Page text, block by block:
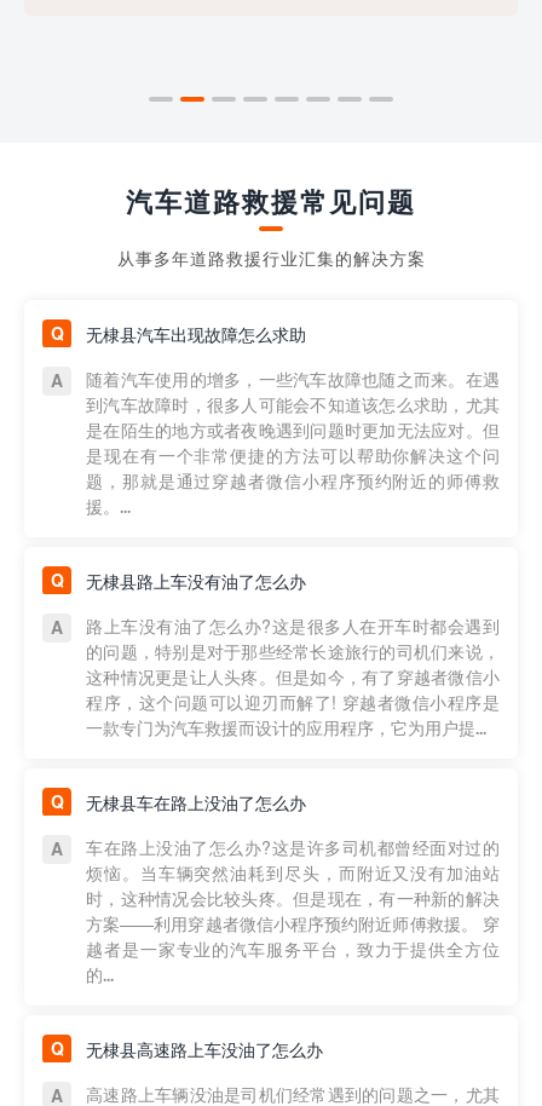
汽车道路救援常见问题
从事多年道路救援行业汇集的解决方案
无棣县汽车出现故障怎么求助
随着汽车使用的增多，一些汽车故障也随之而来。在遇
到汽车故障时，很多人可能会不知道该怎么求助，尤其
是在陌生的地方或者夜晚遇到问题时更加无法应对。但
是现在有一个非常便捷的方法可以帮助你解决这个问
题，那就是通过穿越者微信小程序预约附近的师傅救
援。...
无棣县路上车没有油了怎么办
路上车没有油了怎么办?这是很多人在开车时都会遇到
的问题，特别是对于那些经常长途旅行的司机们来说，
这种情况更是让人头疼。但是如今，有了穿越者微信小
程序，这个问题可以迎刃而解了! 穿越者微信小程序是
一款专门为汽车救援而设计的应用程序，它为用户提...
无棣县车在路上没油了怎么办
车在路上没油了怎么办?这是许多司机都曾经面对过的
烦恼。当车辆突然油耗到尽头，而附近又没有加油站
时，这种情况会比较头疼。但是现在，有一种新的解决
方案——利用穿越者微信小程序预约附近师傅救援。 穿
越者是一家专业的汽车服务平台，致力于提供全方位
的...
无棣县高速路上车没油了怎么办
高速路上车辆没油是司机们经常遇到的问题之一，尤其